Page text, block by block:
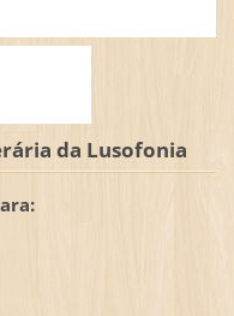
da Lusofonia